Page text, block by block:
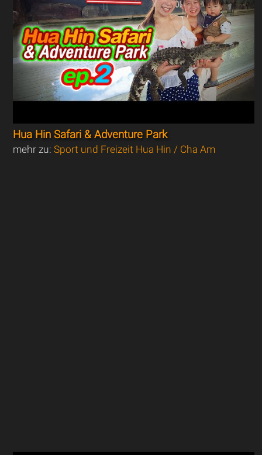
Hua Hin Safari & Adventure Park
mehr zu:Sport und Freizeit Hua Hin / Cha Am